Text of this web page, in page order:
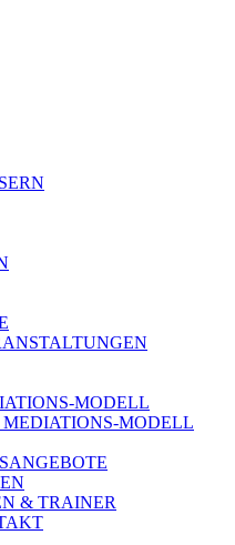
MODELL
MEDIATIONS-MODELL
& TRAINER